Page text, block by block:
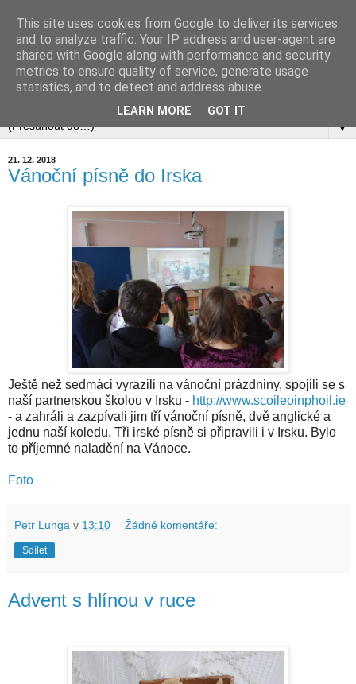
▼
21. 12. 2018
Vánoční písně do Irska
Ještě než sedmáci vyrazili na vánoční prázdniny, spojili se s
naší partnerskou školou v Irsku - http://www.scoileoinphoil.ie
- a zahráli a zazpívali jim tří vánoční písně, dvě anglické a
jednu naší koledu. Tři irské písně si připravili i v Irsku. Bylo
to příjemné naladění na Vánoce.
Foto
Petr Lunga v 13:10 Žádné komentáře:
Sdílet
Advent s hlínou v ruce
This site uses cookies from Google to deliver its services
and to analyze traffic. Your IP address and user-agent are
shared with Google along with performance and security
metrics to ensure quality of service, generate usage
statistics, and to detect and address abuse.
LEARN MORE GOT IT